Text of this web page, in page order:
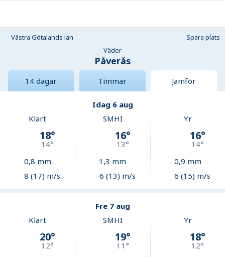
Västra Götalands län
Spara plats
Väder
Påverås
14 dagar Timmar Jämför
Idag 6 aug
Klart
18°
14°
0,8 mm
8 (17) m/s
SMHI
16°
13°
1,3 mm
6 (13) m/s
Yr
16°
14°
0,9 mm
6 (15) m/s
Fre 7 aug
Klart
20°
12°
SMHI
19°
11 °
Yr
18°
12°